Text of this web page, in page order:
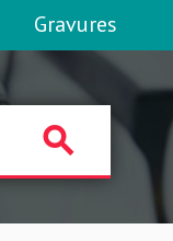
Gravures
search